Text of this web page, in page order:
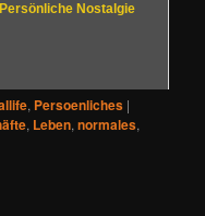
Persönliche Nostalgie
, Persoenliches |
, Leben,normales,